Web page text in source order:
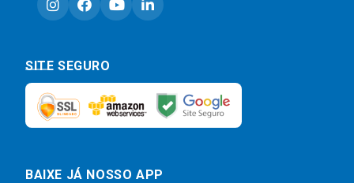
SITE SEGURO
BAIXE JÁ NOSSO APP